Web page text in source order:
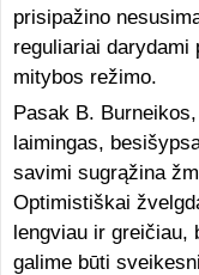
prisipažino
reguliariai darydami
mitybos režimo.
Pasak B.
laimingas,
savimi sugrąžina
Optimistiškai
lengviau ir greičiau,
galime būti